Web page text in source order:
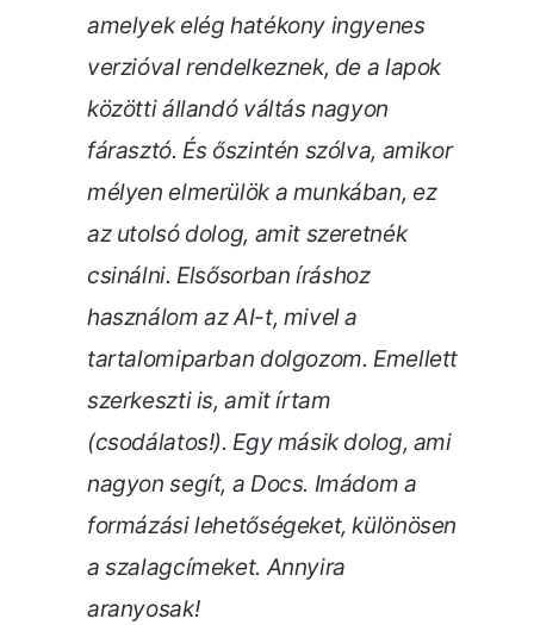
amelyek elég hatékony ingyenes
verzióval rendelkeznek, de a lapok
közötti állandó váltás nagyon
fárasztó. És őszintén szólva, amikor
mélyen elmerülök a munkában, ez
az utolsó dolog, amit szeretnék
csinálni.Elsősorban íráshoz
használom az AI-t, mivel a
tartalomiparban dolgozom. Emellett
szerkeszti is, amit írtam
(csodálatos!). Egy másik dolog, ami
nagyon segít, a Docs. Imádom a
formázási lehetőségeket, különösen
a szalagcímeket. Annyira
aranyosak!